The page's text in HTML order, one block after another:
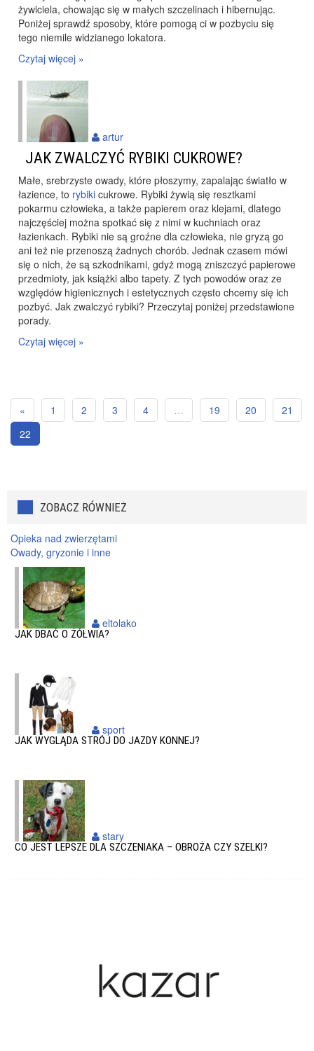
żywiciela, chowając się w małych szczelinach i hibernując.
Poniżej sprawdź sposoby, które pomogą ci w pozbyciu się
tego niemile widzianego lokatora.
Czytaj więcej »
JAK ZWALCZYĆ RYBIKI CUKROWE?
Małe, srebrzyste owady, które płoszymy, zapalając światło w
łazience, to rybiki cukrowe. Rybiki żywią się resztkami
pokarmu człowieka, a także papierem oraz klejami, dlatego
najczęściej można spotkać się z nimi w kuchniach oraz
łazienkach. Rybiki nie są groźne dla człowieka, nie gryzą go
ani też nie przenoszą żadnych chorób. Jednak czasem mówi
się o nich, że są szkodnikami, gdyż mogą zniszczyć papierowe
przedmioty, jak książki albo tapety. Z tych powodów oraz ze
względów higienicznych i estetycznych często chcemy się ich
pozbyć. Jak zwalczyć rybiki? Przeczytaj poniżej przedstawione
porady.
Czytaj więcej »
artur
« 1 2 3 4 … 19 20
21
22
ZOBACZ RÓWNIEŻ
Opieka nad zwierzętami
Owady, gryzonie i inne
JAK DBAĆ O ŻÓŁWIA?
eltolako
JAK WYGLĄDA STRÓJ DO JAZDY KONNEJ?
sport
CO JEST LEPSZE DLA SZCZENIAKA – OBROŻA CZY SZELKI?
stary